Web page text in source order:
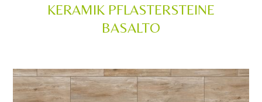
KERAMIK PFLASTERSTEINE
BASALTO